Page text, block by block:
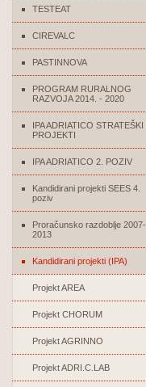
TESTEAT
CIREVALC
PASTINNOVA
PROGRAM RURALNOG
RAZVOJA 2014. - 2020
IPA ADRIATICO STRATEŠKI
PROJEKTI
IPA ADRIATICO 2. POZIV
Kandidirani projekti SEES 4.
poziv
Proračunsko razdoblje 2007-
2013
Kandidirani projekti (IPA)
Projekt AREA
Projekt CHORUM
Projekt AGRINNO
Projekt ADRI.C.LAB